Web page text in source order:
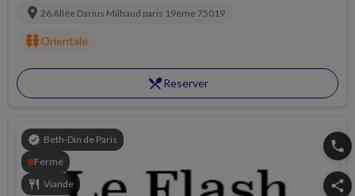
location_on 26 Allée Darius Milhaud paris 19ème 75019
kebab_diningOrientale
restaurant_menuReserver
verified Beth-Din de Paris
Fermé
restaurant Viande
phone
share